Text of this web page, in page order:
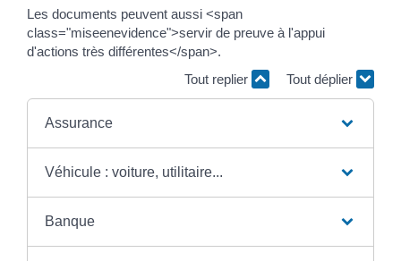
Les documents peuvent aussi <span
class="miseenevidence">servir de preuve à l'appui
d'actions très différentes</span>.
Tout replier
Tout déplier
Assurance
Véhicule : voiture, utilitaire...
Banque